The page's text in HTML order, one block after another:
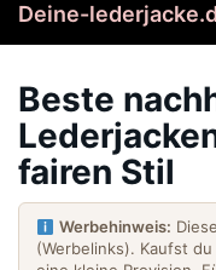
Deine-
Beste
fairen Stil
Werbehinweis:
(Werbelinks). Kaufst